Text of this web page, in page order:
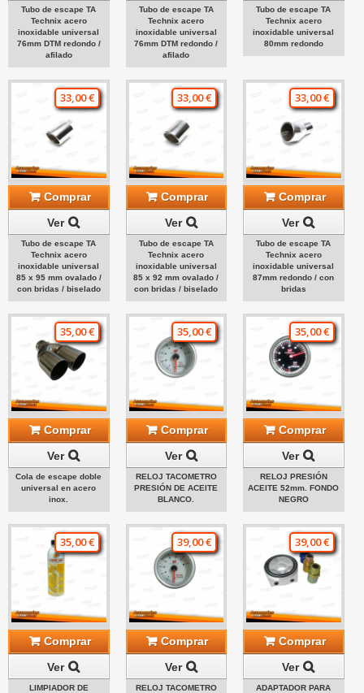
Tubo de escape TA
Technix acero
inoxidable universal
76mm DTM redondo /
afilado
Tubo de escape TA
Technix acero
inoxidable universal
76mm DTM redondo /
afilado
Tubo de escape TA
Technix acero
inoxidable universal
80mm redondo
33,00 €
Comprar
Ver
Tubo de escape TA
Technix acero
inoxidable universal
85 x 95 mm ovalado /
con bridas / biselado
33,00 €
Comprar
Ver
Tubo de escape TA
Technix acero
inoxidable universal
85 x 92 mm ovalado /
con bridas / biselado
33,00 €
Comprar
Ver
Tubo de escape TA
Technix acero
inoxidable universal
87mm redondo / con
bridas
35,00 €
Comprar
Ver
Cola de escape doble
universal en acero
inox.
35,00 €
Comprar
Ver
RELOJ TACOMETRO
PRESIÓN DE ACEITE
BLANCO.
35,00 €
Comprar
Ver
RELOJ PRESIÓN
ACEITE 52mm. FONDO
NEGRO
35,00 €
Comprar
Ver
LIMPIADOR DE
39,00 €
Comprar
Ver
RELOJ TACOMETRO
39,00 €
Comprar
Ver
ADAPTADOR PARA